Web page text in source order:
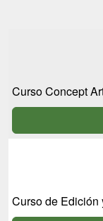
Curso Concept
Curso de Edición